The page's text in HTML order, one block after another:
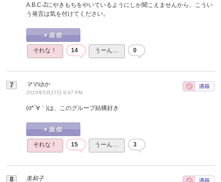
A.B.C-Zにやきもちをやいているようにしか聞こえませんから、こうい
う発言は気を付けてください。
それな！ 14 うーん… 0
ママゆか
2015年5月27日 9:47 PM
(σ*´∀｀)は、このグループ結構好き
それな！ 15 うーん… 3
美和子